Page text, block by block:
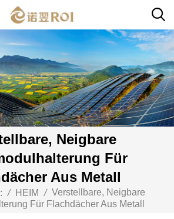
Neigbare
Für
Aus Metall
/ HEIM / Verstellbare, Neigbare
Für Flachdächer Aus Metall